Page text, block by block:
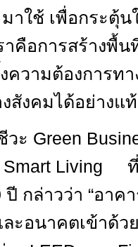
มาใช้ เพื่อกระตุ้น
าคือการสร้างพื้น
วามต้องการท
สังคมได้อย่างแท้
วะ Green
Smart Living
ปี กล่าวว่า “อา
ละอนาคตเข้าด้